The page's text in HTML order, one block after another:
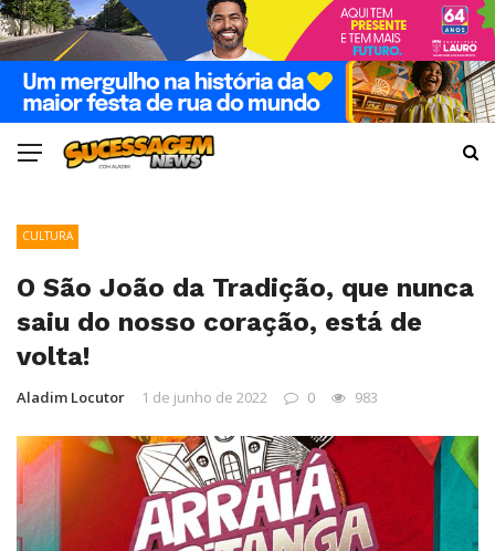
CULTURA
O São João da Tradição, que nunca
saiu do nosso coração, está de
volta!
Aladim Locutor 1 de junho de 2022 0 983